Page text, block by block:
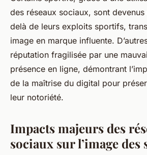
des réseaux sociaux, sont
delà de leurs exploits sportifs,
image en marque influente.
réputation fragilisée par une
présence en ligne, démontrant
de la maîtrise du digital pour
leur notoriété.
Impacts majeurs des
sociaux sur l’image